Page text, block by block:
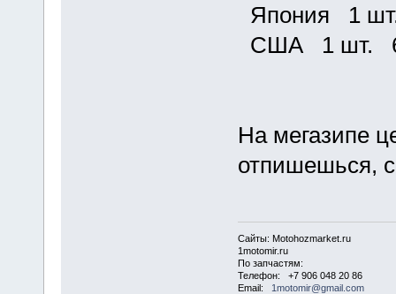
Япония 1
США 1 шт.
На мегазипе
отпишешься,
Сайты: Motohozmarket.ru
1motomir.ru
По запчастям:
Телефон: +7 906 048 20 86
Email:
1motomir@gmail.com